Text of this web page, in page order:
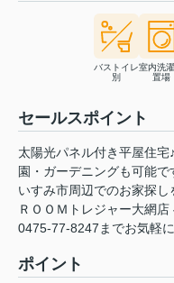
バストイレ
別
室内洗
置場
セールスポイント
太陽光パネル付き平屋住
園・ガーデニングも可能で
いすみ市周辺でのお家探し
ＲＯＯＭトレジャー大網
0475-77-8247までお気軽
ポイント